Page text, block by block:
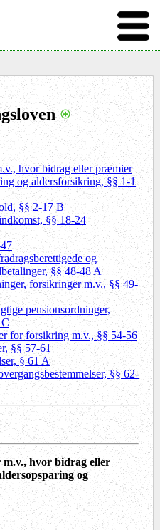
hvor bidrag eller præmier
og aldersforsikring, §§ 1-1
§§ 2-17 B
§§ 18-24
og
§§ 48-48 A
forsikringer m.v., §§ 49-
pensionsordninger,
for forsikring m.v., §§ 54-56
§§ 57-61
§ 61 A
§§ 62-
hvor bidrag eller
og